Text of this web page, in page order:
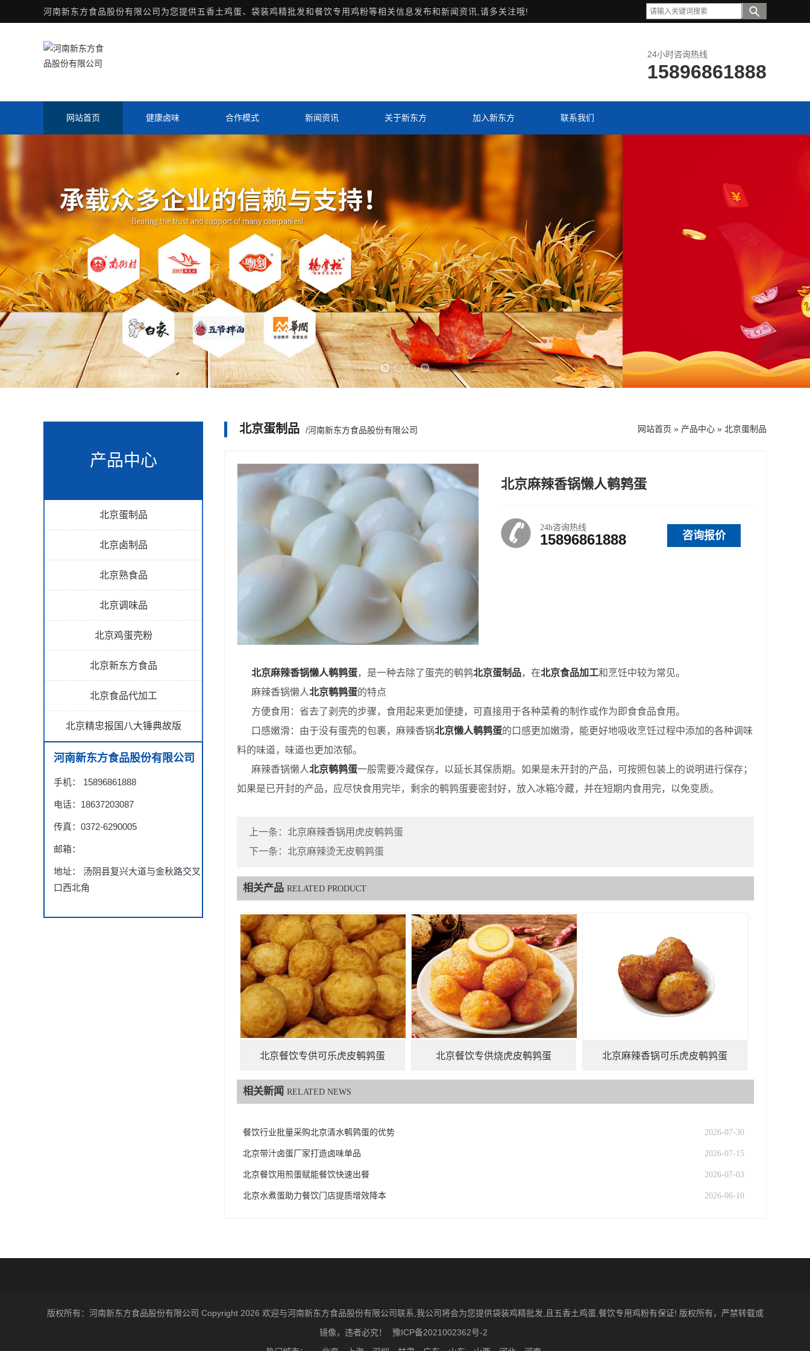
河南新东方食品股份有限公司为您提供五香土鸡蛋、袋装鸡精批发和餐饮专用鸡粉等相关信息发布和新闻资讯,请多关注哦!
24小时咨询热线
15896861888
网站首页 健康卤味 合作模式 新闻资讯 关于新东方 加入新东方 联系我们
产品中心
北京蛋制品
北京卤制品
北京熟食品
北京调味品
北京鸡蛋壳粉
北京新东方食品
北京食品代加工
北京精忠报国八大锤典故版
河南新东方食品股份有限公司
手机： 15896861888
电话：18637203087
传真：0372-6290005
邮箱：
地址： 汤阴县复兴大道与金秋路交叉
口西北角
北京蛋制品 /河南新东方食品股份有限公司 网站首页 » 产品中心 » 北京蛋制品
北京麻辣香锅懒人鹌鹑蛋
咨询报价
24h咨询热线
15896861888
北京麻辣香锅懒人鹌鹑蛋，是一种去除了蛋壳的鹌鹑北京蛋制品，在北京食品加工和烹饪中较为常见。
麻辣香锅懒人北京鹌鹑蛋的特点
方便食用：省去了剥壳的步骤，食用起来更加便捷，可直接用于各种菜肴的制作或作为即食食品食用。
口感嫩滑：由于没有蛋壳的包裹，麻辣香锅北京懒人鹌鹑蛋的口感更加嫩滑，能更好地吸收烹饪过程中添加的各种调味
料的味道，味道也更加浓郁。
麻辣香锅懒人北京鹌鹑蛋一般需要冷藏保存，以延长其保质期。如果是未开封的产品，可按照包装上的说明进行保存；
如果是已开封的产品，应尽快食用完毕，剩余的鹌鹑蛋要密封好，放入冰箱冷藏，并在短期内食用完，以免变质。
上一条： 北京麻辣香锅用虎皮鹌鹑蛋
下一条： 北京麻辣烫无皮鹌鹑蛋
相关产品 RELATED PRODUCT
北京餐饮专供可乐虎皮鹌鹑蛋 北京餐饮专供烧虎皮鹌鹑蛋 北京麻辣香锅可乐虎皮鹌鹑蛋
相关新闻 RELATED NEWS
餐饮行业批量采购北京清水鹌鹑蛋的优势 2026-07-30
北京带汁卤蛋厂家打造卤味单品 2026-07-15
北京餐饮用煎蛋赋能餐饮快速出餐 2026-07-03
北京水煮蛋助力餐饮门店提质增效降本 2026-06-10
版权所有：河南新东方食品股份有限公司 Copyright 2026 欢迎与河南新东方食品股份有限公司联系,我公司将会为您提供袋装鸡精批发,且五香土鸡蛋,餐饮专用鸡粉有保证! 版权所有，严禁转载或
镜像，违者必究！
豫ICP备2021002362号-2